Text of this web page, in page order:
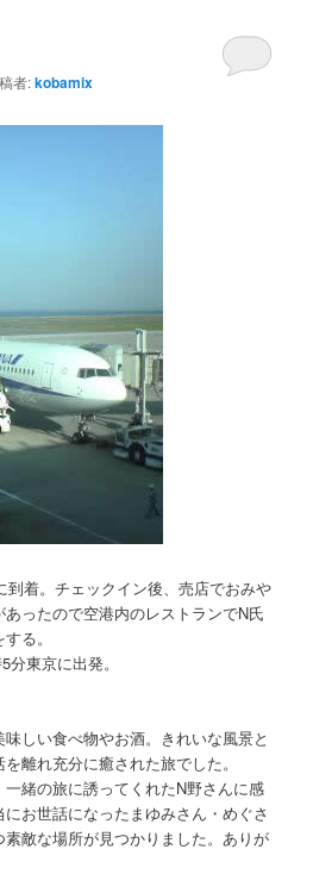
者:kobamix
到着。チェックイン後、売店でおみや
ったので空港内のレストランでN氏
る。
東京に出発。
しい食べ物やお酒。きれいな風景と
離れ充分に癒された旅でした。
緒の旅に誘ってくれたN野さんに感
お世話になったまゆみさん・めぐさ
敵な場所が見つかりました。ありが